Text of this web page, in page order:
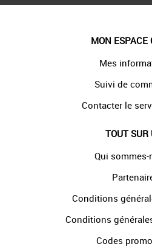
MON ESPACE
Mes
Suivi de
Contacter le
TOUT SUR
Qui sommes-
Conditions
Conditions
Codes